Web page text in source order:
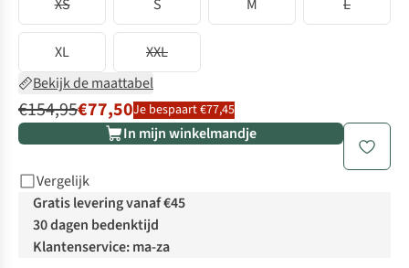
XS
S M L
XL
XXL
Bekijk de maattabel
€154,95€77,50Je bespaart €77,45
In mijn winkelmandje
Vergelijk
Gratis levering vanaf €45
30 dagen bedenktijd
Klantenservice: ma-za